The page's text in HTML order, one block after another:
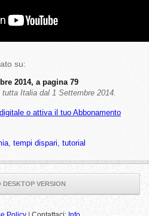
su:
2014, a pagina 79
Italia dal 1 Settembre 2014.
o attiva il tuo Abbonamento
, tempi dispari, tutorial
DESKTOP VERSION